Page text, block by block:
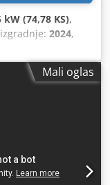
kW (74,78 KS),
2024,
Mali oglas